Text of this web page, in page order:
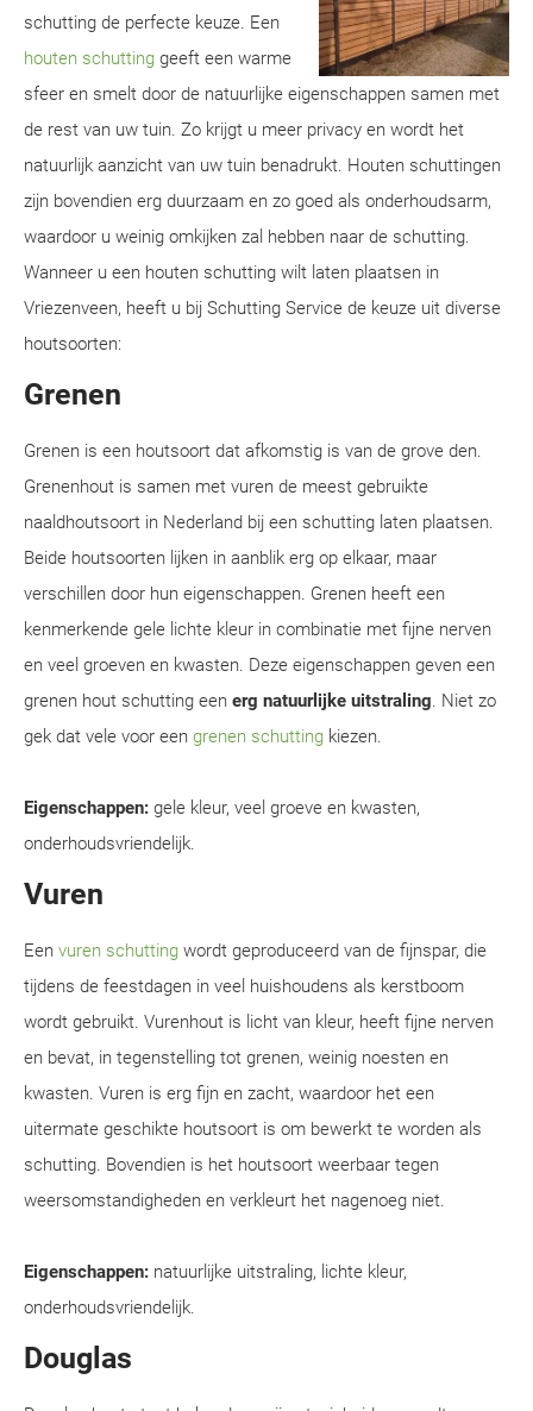
schutting de perfecte keuze. Een
houten schutting geeft een warme
sfeer en smelt door de natuurlijke eigenschappen samen met
de rest van uw tuin. Zo krijgt u meer privacy en wordt het
natuurlijk aanzicht van uw tuin benadrukt. Houten schuttingen
zijn bovendien erg duurzaam en zo goed als onderhoudsarm,
waardoor u weinig omkijken zal hebben naar de schutting.
Wanneer u een houten schutting wilt laten plaatsen in
Vriezenveen, heeft u bij Schutting Service de keuze uit diverse
houtsoorten:
Grenen
Grenen is een houtsoort dat afkomstig is van de grove den.
Grenenhout is samen met vuren de meest gebruikte
naaldhoutsoort in Nederland bij een schutting laten plaatsen.
Beide houtsoorten lijken in aanblik erg op elkaar, maar
verschillen door hun eigenschappen. Grenen heeft een
kenmerkende gele lichte kleur in combinatie met fijne nerven
en veel groeven en kwasten. Deze eigenschappen geven een
grenen hout schutting een erg natuurlijke uitstraling. Niet zo
gek dat vele voor een grenen schutting kiezen.
Eigenschappen: gele kleur, veel groeve en kwasten,
onderhoudsvriendelijk.
Vuren
Een vuren schutting wordt geproduceerd van de fijnspar, die
tijdens de feestdagen in veel huishoudens als kerstboom
wordt gebruikt. Vurenhout is licht van kleur, heeft fijne nerven
en bevat, in tegenstelling tot grenen, weinig noesten en
kwasten. Vuren is erg fijn en zacht, waardoor het een
uitermate geschikte houtsoort is om bewerkt te worden als
schutting. Bovendien is het houtsoort weerbaar tegen
weersomstandigheden en verkleurt het nagenoeg niet.
Eigenschappen: natuurlijke uitstraling, lichte kleur,
onderhoudsvriendelijk.
Douglas